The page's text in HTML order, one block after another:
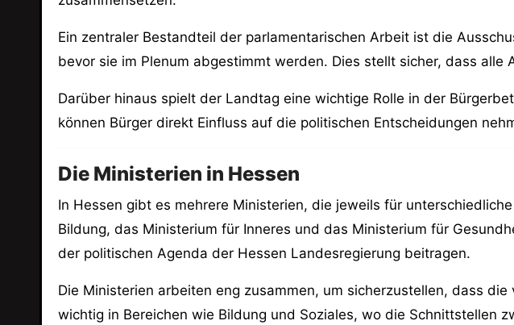
Ein zentraler Bestandteil der parlamentarischen Arbeit ist die
bevor sie im Plenum abgestimmt werden. Dies stellt sicher, dass
Darüber hinaus spielt der Landtag eine wichtige Rolle in der
können Bürger direkt Einfluss auf die politischen Entscheidungen
Die Ministerien in Hessen
In Hessen gibt es mehrere Ministerien, die jeweils für
Bildung, das Ministerium für Inneres und das Ministerium für
der politischen Agenda der Hessen Landesregierung beitragen.
Die Ministerien arbeiten eng zusammen, um sicherzustellen, dass
wichtig in Bereichen wie Bildung und Soziales, wo die Schnittstellen